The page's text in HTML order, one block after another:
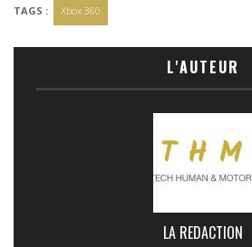
TAGS : Xbox 360
L'AUTEUR
LA REDACTION